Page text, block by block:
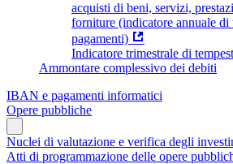
acquisti di beni, servizi,
forniture (indicatore annuale di
pagamenti)
Indicatore trimestrale di
Ammontare complessivo dei debiti
IBAN e pagamenti informatici
Opere pubbliche
Nuclei di valutazione e verifica degli
Atti di programmazione delle opere